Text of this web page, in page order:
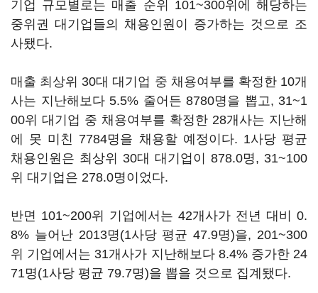
기업 규모별로는 매출 순위 101~300위에 해당하는
중위권 대기업들의 채용인원이 증가하는 것으로 조
사됐다.
매출 최상위 30대 대기업 중 채용여부를 확정한 10개
사는 지난해보다 5.5% 줄어든 8780명을 뽑고, 31~1
00위 대기업 중 채용여부를 확정한 28개사는 지난해
에 못 미친 7784명을 채용할 예정이다. 1사당 평균
채용인원은 최상위 30대 대기업이 878.0명, 31~100
위 대기업은 278.0명이었다.
반면 101~200위 기업에서는 42개사가 전년 대비 0.
8% 늘어난 2013명(1사당 평균 47.9명)을, 201~300
위 기업에서는 31개사가 지난해보다 8.4% 증가한 24
71명(1사당 평균 79.7명)을 뽑을 것으로 집계됐다.